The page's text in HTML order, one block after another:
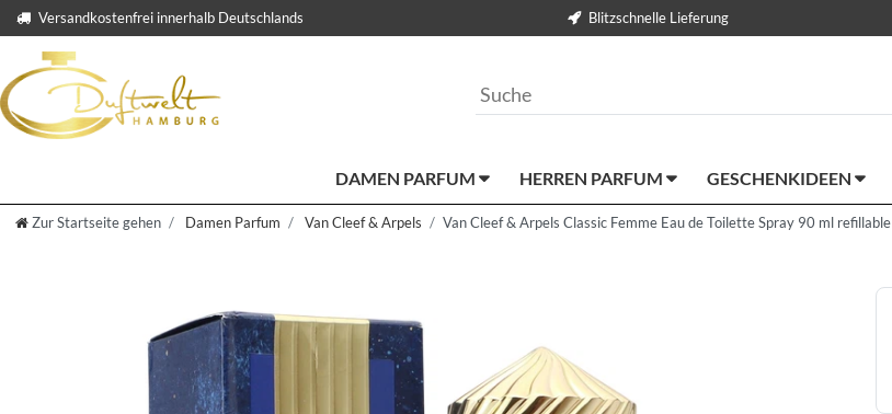
Versandkostenfrei innerhalb Deutschlands Blitzschnelle Lieferung
DAMEN PARFUM HERREN PARFUM GESCHENKIDEEN
Zur Startseite gehen Damen Parfum Van Cleef & Arpels Van Cleef & Arpels Classic Femme Eau de Toilette Spray 90 ml refillable